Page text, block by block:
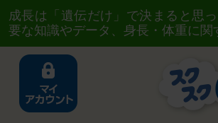
成長は「遺伝だけ」で決まると思
要な知識やデータ、身長・体重に